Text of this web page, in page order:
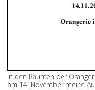
In den Räumen der
am 14. November meine